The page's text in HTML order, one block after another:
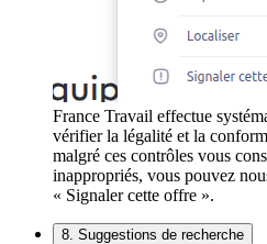
France Travail effectue
vérifier la légalité et la
malgré ces contrôles vous
inappropriés, vous pouvez
« Signaler cette offre ».
8. Suggestions de recherche